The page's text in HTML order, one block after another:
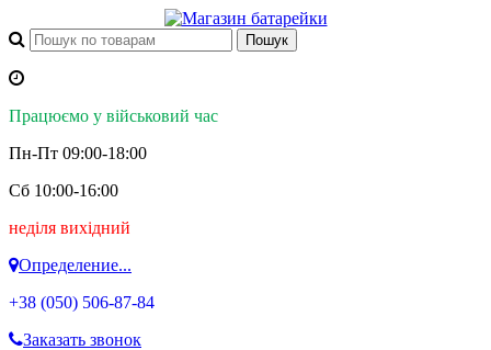
Працюємо у військовий час
Пн-Пт 09:00-18:00
Сб 10:00-16:00
неділя вихідний
Определение...
+38 (050) 506-87-84
Заказать звонок